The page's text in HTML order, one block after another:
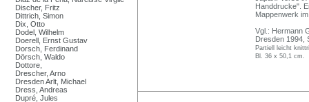
Discher, Fritz
Dittrich, Simon
Dix, Otto
Dodel, Wilhelm
Doerell, Ernst Gustav
Dorsch, Ferdinand
Dörsch, Waldo
Dottore,
Drescher, Arno
Dresden Arlt, Michael
Dress, Andreas
Dupré, Jules
Handdrucke".
Mappenwerk
Vgl.: Hermann
Dresden 1994,
Partiell leicht
Bl. 36 x 50,1 cm.